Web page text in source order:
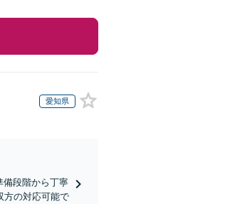
愛知県
備段階から丁寧
方の対応可能で